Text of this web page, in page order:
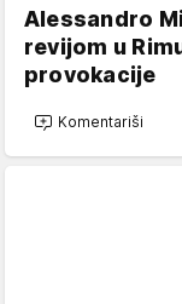
Alessandro
revijom u
provokacije
Komentariši